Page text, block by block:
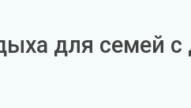
для семей с